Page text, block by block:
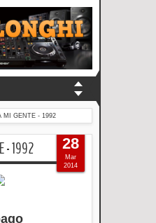
MI GENTE - 1992
- 1992 28
Mar
2014